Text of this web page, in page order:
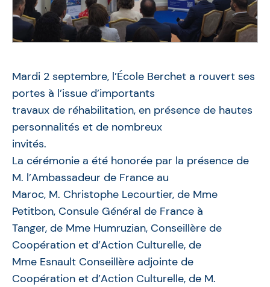
Mardi 2 septembre, l’École Berchet a rouvert ses
portes à l’issue d’importants
travaux de réhabilitation, en présence de hautes
personnalités et de nombreux
invités.
La cérémonie a été honorée par la présence de
M. l’Ambassadeur de France au
Maroc, M. Christophe Lecourtier, de Mme
Petitbon, Consule Général de France à
Tanger, de Mme Humruzian, Conseillère de
Coopération et d’Action Culturelle, de
Mme Esnault Conseillère adjointe de
Coopération et d’Action Culturelle, de M.